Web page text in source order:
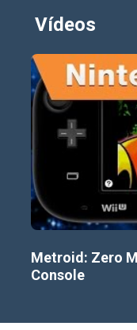
Vídeos
Metroid: Zero
Console